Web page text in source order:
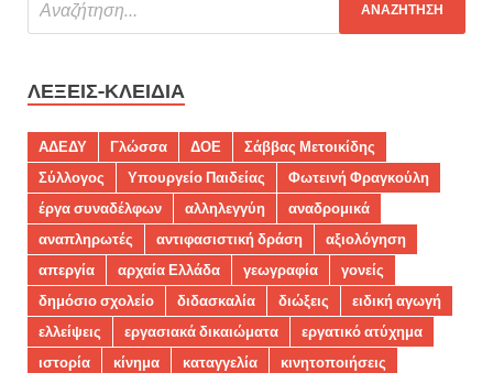
ΛΈΞΕΙΣ-ΚΛΕΙΔΙΆ
ΑΔΕΔΥ Γλώσσα ΔΟΕ
Σάββας Μετοικίδης
Σύλλογος
Υπουργείο Παιδείας
Φωτεινή Φραγκούλη
έργα συναδέλφων
αλληλεγγύη
αναδρομικά
αναπληρωτές
αντιφασιστική δράση
αξιολόγηση
απεργία
αρχαία Ελλάδα γεωγραφία
γονείς
δημόσιο σχολείο
διδασκαλία διώξεις
ειδική αγωγή
ελλείψεις
εργασιακά δικαιώματα
εργατικό ατύχημα
ιστορία
κίνημα καταγγελία
κινητοποιήσεις